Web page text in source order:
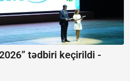
tədbiri keçirildi -